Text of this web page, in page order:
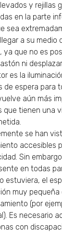
y rejillas
en la parte
sea
a su medio
ya que no es
ni
es la
de espera para
aún más
que tienen una
se han
accesibles
Sin
en todas
estuviera, el
muy
(por
Es necesario
con